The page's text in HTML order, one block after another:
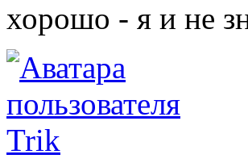
хорошо - я и не
Trik